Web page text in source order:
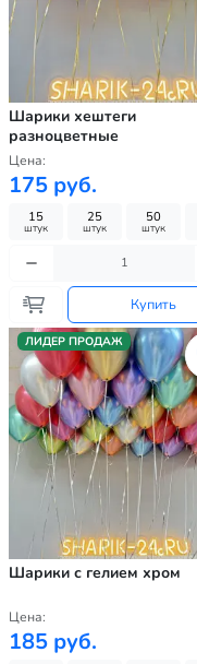
Шарики хештеги
разноцветные
Цена:
175 руб.
15
штук
25
штук
50
штук
Купить
ЛИДЕР ПРОДАЖ
Шарики с гелием хром
Цена:
185 руб.